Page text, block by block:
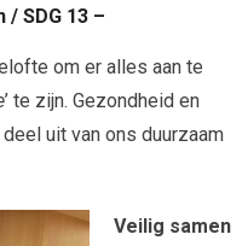
/ SDG 13 –
om er alles aan te
’ te zijn. Gezondheid en
uit van ons duurzaam
Veilig samen